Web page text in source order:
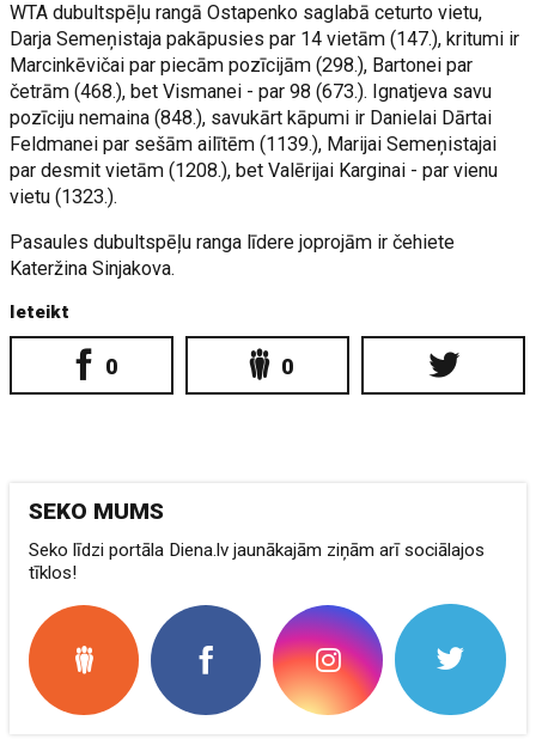
WTA dubultspēļu rangā Ostapenko saglabā ceturto vietu,
Darja Semeņistaja pakāpusies par 14 vietām (147.), kritumi ir
Marcinkēvičai par piecām pozīcijām (298.), Bartonei par
četrām (468.), bet Vismanei - par 98 (673.). Ignatjeva savu
pozīciju nemaina (848.), savukārt kāpumi ir Danielai Dārtai
Feldmanei par sešām ailītēm (1139.), Marijai Semeņistajai
par desmit vietām (1208.), bet Valērijai Karginai - par vienu
vietu (1323.).
Pasaules dubultspēļu ranga līdere joprojām ir čehiete
Kateržina Sinjakova.
Ieteikt
0 0
SEKO MUMS
Seko līdzi portāla Diena.lv jaunākajām ziņām arī sociālajos
tīklos!